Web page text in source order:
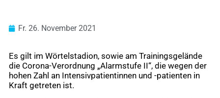
Fr. 26. November 2021
Es gilt im Wörtelstadion, sowie am Trainingsgelände
die Corona-Verordnung „Alarmstufe II“, die wegen der
hohen Zahl an Intensivpatientinnen und -patienten in
Kraft getreten ist.